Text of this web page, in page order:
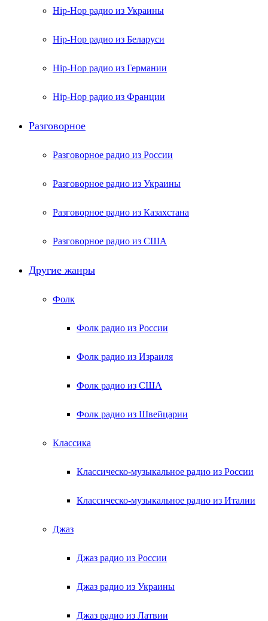
Hip-Hop радио из Украины
Hip-Hop радио из Беларуси
Hip-Hop радио из Германии
Hip-Hop радио из Франции
Разговорное
Разговорное радио из России
Разговорное радио из Украины
Разговорное радио из Казахстана
Разговорное радио из США
Другие жанры
Фолк
Фолк радио из России
Фолк радио из Израиля
Фолк радио из США
Фолк радио из Швейцарии
Классика
Классическо-музыкальное радио из России
Классическо-музыкальное радио из Италии
Джаз
Джаз радио из России
Джаз радио из Украины
Джаз радио из Латвии